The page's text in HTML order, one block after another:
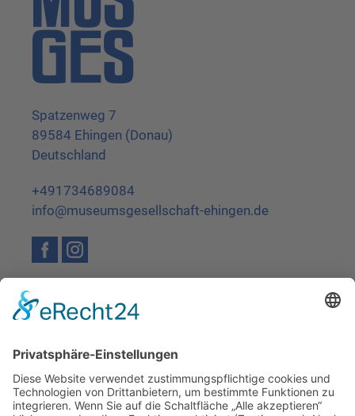
Spatzenweg 7
89584 Ehingen (Donau)
Deutschland
+491734689084
info@museumsgesellschaft-ehingen.de